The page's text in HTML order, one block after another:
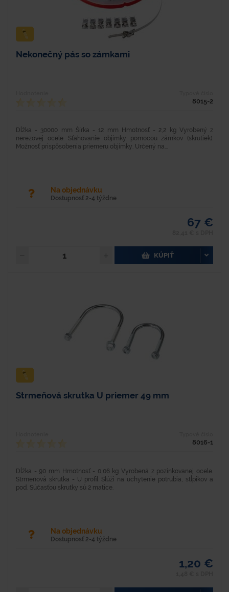
Nekonečný pás so zámkami
8015-2
Dĺžka - 30000 mm Šírka - 12 mm Hmotnosť - 2,2 kg Vyrobený z
nerezovej ocele. Sťahovanie objímky pomocou zámkov (skrutiek).
Možnosť prispôsobenia priemeru objímky. Určený na...
Na objednávku
Dostupnosť 2-4 týždne
67 €
KÚPIŤ
Strmeňová skrutka U priemer 49 mm
8016-1
Dĺžka - 90 mm Hmotnosť - 0,06 kg Vyrobená z pozinkovanej ocele.
Strmeňová skrutka - U profil Slúži na uchytenie potrubia, stĺpikov a
pod. Súčasťou skrutky sú 2 matice.
Na objednávku
Dostupnosť 2-4 týždne
1,20 €